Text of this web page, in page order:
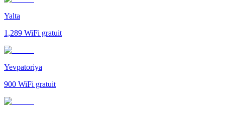
Yalta
1,289 WiFi gratuit
Yevpatoriya
900 WiFi gratuit